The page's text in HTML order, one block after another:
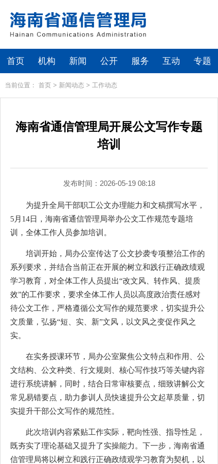
首页 机构 新闻 公开 服务 互动 专题
当前位置： 首页 > 新闻动态 > 工作动态
海南省通信管理局开展公文写作专题
培训
发布时间：2026-05-19 08:18
为提升全局干部职工公文办理能力和文稿撰写水平，
5月14日，海南省通信管理局举办公文工作规范专题培
训，全体工作人员参加培训。
培训开始，局办公室传达了公文抄袭专项整治工作的
系列要求，并结合当前正在开展的树立和践行正确政绩观
学习教育，对全体工作人员提出“改文风、转作风、提质
效”的工作要求，要求全体工作人员以高度政治责任感对
待公文工作，严格遵循公文写作的规范要求，切实提升公
文质量，弘扬“短、实、新”文风，以文风之变促作风之
实。
在实务授课环节，局办公室聚焦公文特点和作用、公
文结构、公文种类、行文规则、核心写作技巧等关键内容
进行系统讲解，同时，结合日常审核要点，细致讲解公文
常见易错要点，助力参训人员快速提升公文起草质量，切
实提升干部公文写作的规范性。
此次培训内容紧贴工作实际，靶向性强、指导性足，
既夯实了理论基础又提升了实操能力。下一步，海南省通
信管理局将以树立和践行正确政绩观学习教育为契机，以